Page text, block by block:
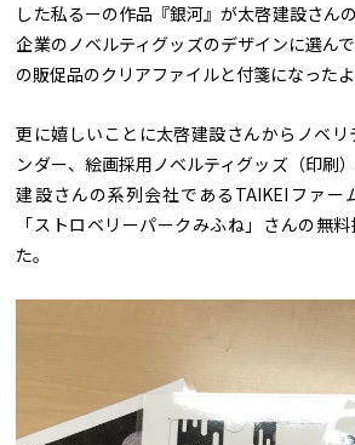
した私るーの作品『銀河』が太啓建設さん
企業のノベルティグッズのデザインに選ん
の販促品のクリアファイルと付箋になったよ
更に嬉しいことに太啓建設さんからノベ
ンダー、絵画採用ノベルティグッズ（印刷
建設さんの系列会社であるTAIKEIファー
「ストロベリーパークみふね」さんの無
た。